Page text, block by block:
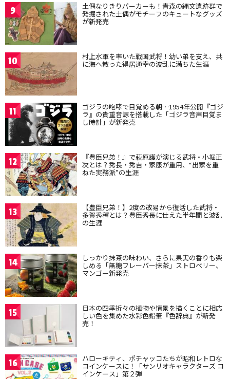
9 土偶なりきりパーカーも！青森の縄文遺跡群で
発掘された土偶がモチーフのキュートなグッズ
が新発売
10 村上水軍を率いた戦国武将！幼い弟を支え、共
に海へ散った得居通幸の波乱に満ちた生涯
11 ゴジラの咆哮で目覚める朝…1954年公開『ゴジ
ラ』の貴重音源を搭載した「ゴジラ音声目覚ま
し時計」が新発売
12 『豊臣兄弟！』で萩原護が演じる武将・小堀正
次とは？秀長・秀吉・家康が重用、“出家を重
ねた実務派”の生涯
13 【豊臣兄弟！】2度の改易から復活した武将・
多賀秀種とは？豊臣秀長に仕えた半年間と波乱
の生涯
14 しっかり抹茶の味わい、さらに果実の香りも楽
しめる「無糖フレーバー抹茶」ストロベリー、
マンゴー新発売
15 日本の四季折々の植物や情景を描くことに相応
しい色を集めた水彩色鉛筆『色辞典』が新発
売！
16 ハローキティ、ポチャッコたちが昭和レトロな
コインケースに！「サンリオキャラクターズ コ
インケース」第２弾